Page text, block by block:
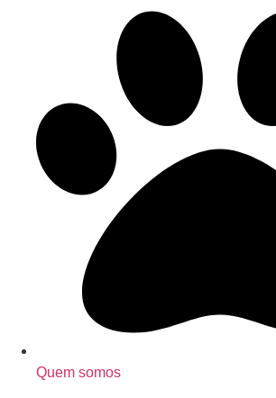
Quem somos